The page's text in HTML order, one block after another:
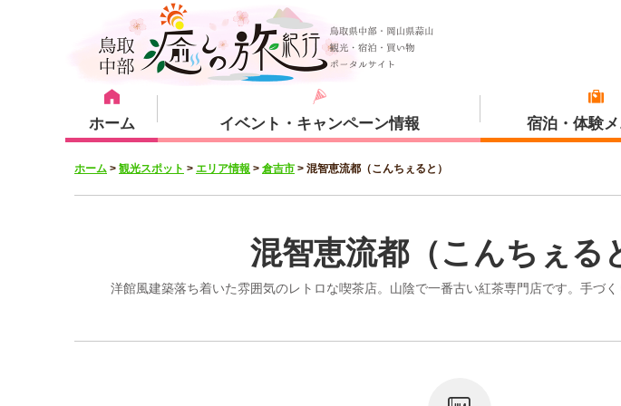
ホーム イベント・キャンペーン情報 宿泊・体験
宿泊・体験メニュー
宿泊プラン 体験プラ
観光スポット
倉吉市 琴浦町
湯梨浜町 三朝町
ホーム > 観光スポット > エリア情報 > 倉吉市 > 混智恵流都（こんちぇると）
混智恵流都（こんちぇる
洋館風建築落ち着いた雰囲気のレトロな喫茶店。山陰で一番古い紅茶専門店です。手づく